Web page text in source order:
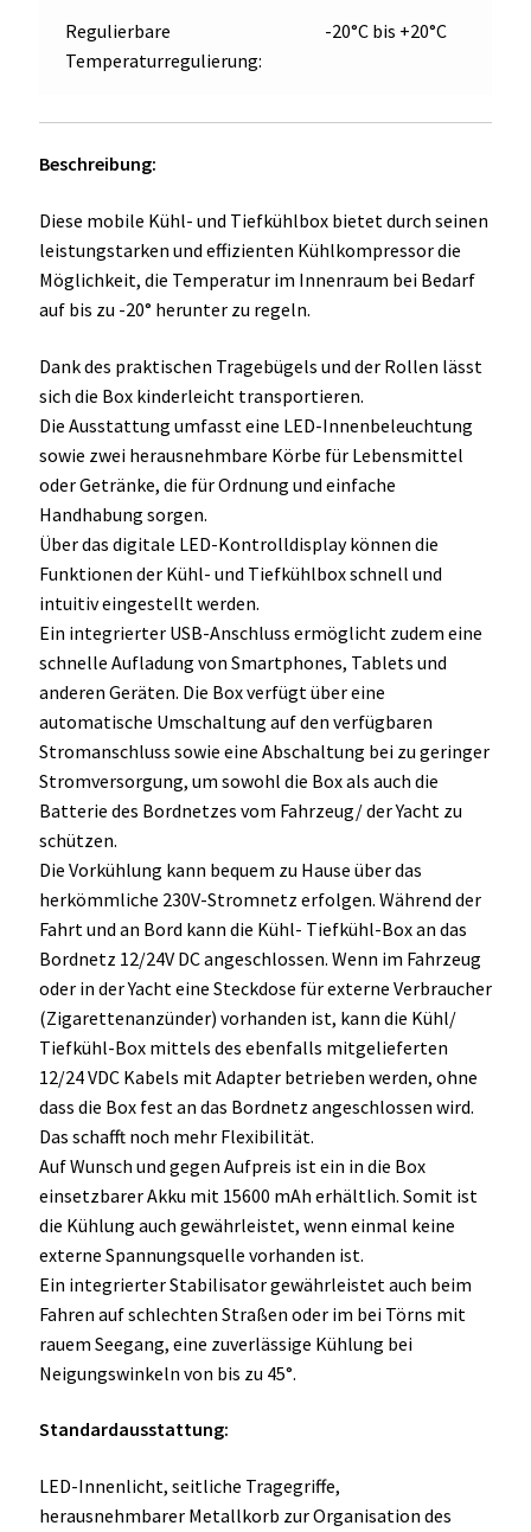
Regulierbare
Temperaturregulierung:
-20°C bis +20°C
Beschreibung:
Diese mobile Kühl- und Tiefkühlbox bietet durch seinen
leistungstarken und effizienten Kühlkompressor die
Möglichkeit, die Temperatur im Innenraum bei Bedarf
auf bis zu -20° herunter zu regeln.
Dank des praktischen Tragebügels und der Rollen lässt
sich die Box kinderleicht transportieren.
Die Ausstattung umfasst eine LED-Innenbeleuchtung
sowie zwei herausnehmbare Körbe für Lebensmittel
oder Getränke, die für Ordnung und einfache
Handhabung sorgen.
Über das digitale LED-Kontrolldisplay können die
Funktionen der Kühl- und Tiefkühlbox schnell und
intuitiv eingestellt werden.
Ein integrierter USB-Anschluss ermöglicht zudem eine
schnelle Aufladung von Smartphones, Tablets und
anderen Geräten. Die Box verfügt über eine
automatische Umschaltung auf den verfügbaren
Stromanschluss sowie eine Abschaltung bei zu geringer
Stromversorgung, um sowohl die Box als auch die
Batterie des Bordnetzes vom Fahrzeug/ der Yacht zu
schützen.
Die Vorkühlung kann bequem zu Hause über das
herkömmliche 230V-Stromnetz erfolgen. Während der
Fahrt und an Bord kann die Kühl- Tiefkühl-Box an das
Bordnetz 12/24V DC angeschlossen. Wenn im Fahrzeug
oder in der Yacht eine Steckdose für externe Verbraucher
(Zigarettenanzünder) vorhanden ist, kann die Kühl/
Tiefkühl-Box mittels des ebenfalls mitgelieferten
12/24 VDC Kabels mit Adapter betrieben werden, ohne
dass die Box fest an das Bordnetz angeschlossen wird.
Das schafft noch mehr Flexibilität.
Auf Wunsch und gegen Aufpreis ist ein in die Box
einsetzbarer Akku mit 15600 mAh erhältlich. Somit ist
die Kühlung auch gewährleistet, wenn einmal keine
externe Spannungsquelle vorhanden ist.
Ein integrierter Stabilisator gewährleistet auch beim
Fahren auf schlechten Straßen oder im bei Törns mit
rauem Seegang, eine zuverlässige Kühlung bei
Neigungswinkeln von bis zu 45°.
Standardausstattung:
LED-Innenlicht, seitliche Tragegriffe,
herausnehmbarer Metallkorb zur Organisation des